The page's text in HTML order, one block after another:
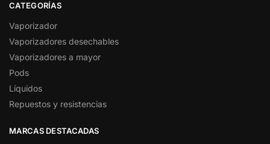
CATEGORÍAS
Vaporizador
Vaporizadores desechables
Vaporizadores a mayor
Pods
Líquidos
Repuestos y resistencias
MARCAS DESTACADAS